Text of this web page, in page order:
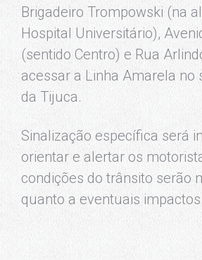
Brigadeiro Trompowski (na
Hospital Universitário),
(sentido Centro) e Rua
acessar a Linha Amarela no
da Tijuca.
Sinalização específica será
orientar e alertar os
condições do trânsito serão
quanto a eventuais impactos.